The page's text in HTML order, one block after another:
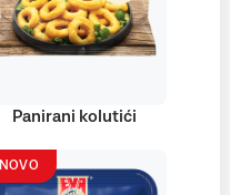
Panirani kolutići
NOVO